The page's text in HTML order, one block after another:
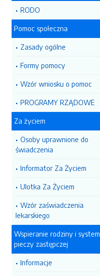
RODO
Pomoc społeczna
Zasady ogólne
Formy pomocy
Wzór wniosku o pomoc
PROGRAMY RZĄDOWE
Za życiem
Osoby uprawnione do
świadczenia
Informator Za Życiem
Ulotka Za Życiem
Wzór zaświadczenia
lekarskiego
Wspieranie rodziny i system
pieczy zastępczej
Informacje